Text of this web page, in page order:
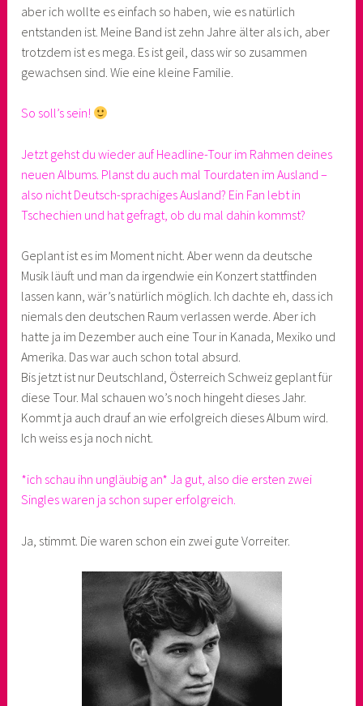
aber ich wollte es einfach so haben, wie es natürlich
entstanden ist. Meine Band ist zehn Jahre älter als ich, aber
trotzdem ist es mega. Es ist geil, dass wir so zusammen
gewachsen sind. Wie eine kleine Familie.
So soll’s sein!
Jetzt gehst du wieder auf Headline-Tour im Rahmen deines
neuen Albums. Planst du auch mal Tourdaten im Ausland –
also nicht Deutsch-sprachiges Ausland? Ein Fan lebt in
Tschechien und hat gefragt, ob du mal dahin kommst?
Geplant ist es im Moment nicht. Aber wenn da deutsche
Musik läuft und man da irgendwie ein Konzert stattfinden
lassen kann, wär’s natürlich möglich. Ich dachte eh, dass ich
niemals den deutschen Raum verlassen werde. Aber ich
hatte ja im Dezember auch eine Tour in Kanada, Mexiko und
Amerika. Das war auch schon total absurd.
Bis jetzt ist nur Deutschland, Österreich Schweiz geplant für
diese Tour. Mal schauen wo’s noch hingeht dieses Jahr.
Kommt ja auch drauf an wie erfolgreich dieses Album wird.
Ich weiss es ja noch nicht.
*ich schau ihn ungläubig an* Ja gut, also die ersten zwei
Singles waren ja schon super erfolgreich.
Ja, stimmt. Die waren schon ein zwei gute Vorreiter.